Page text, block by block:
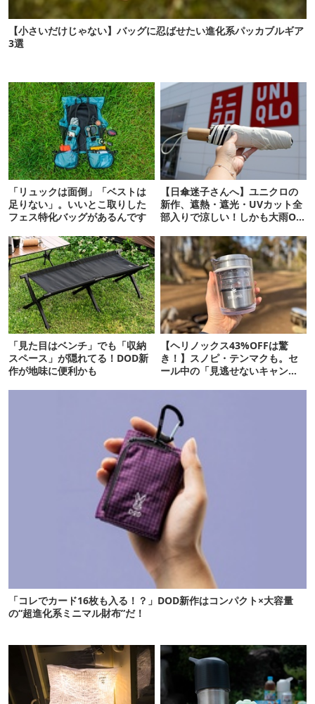
【小さいだけじゃない】バッグに忍ばせたい進化系パッカブルギア
3選
「リュックは面倒」「ベストは
足りない」。いいとこ取りした
フェス特化バッグがあるんです
【日傘迷子さんへ】ユニクロの
新作、遮熱・遮光・UVカット全
部入りで涼しい！しかも大雨OK
「見た目はベンチ」でも「収納
スペース」が隠れてる！DOD新
作が地味に便利かも
【ヘリノックス43%OFFは驚
き！】スノピ・テンマクも。セ
ール中の「見逃せないキャンプ
「コレでカード16枚も入る！？」DOD新作はコンパクト×大容量
の“超進化系ミニマル財布”だ！